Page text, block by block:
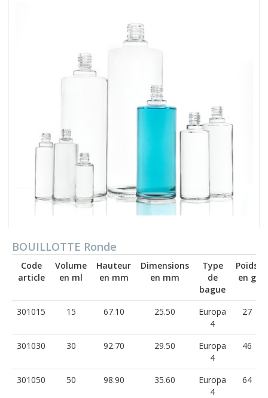
BOUILLOTTE Ronde
Code
article
Volume
en ml
Hauteur
en mm
Dimensions
en mm
Type
de
bague
Poids
en g
301015 15 67.10 25.50
Europa
4
27
301030 30 92.70 29.50
Europa
4
46
301050 50 98.90 35.60
Europa
4
64